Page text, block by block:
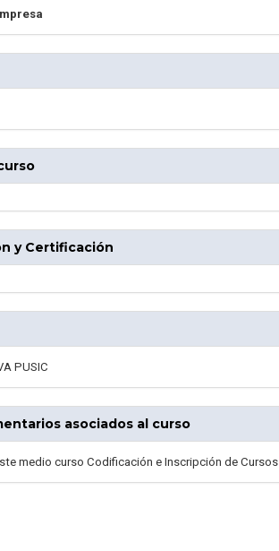
y Certificación
PUSIC
asociados al curso
medio curso Codificación e Inscripción de Cursos